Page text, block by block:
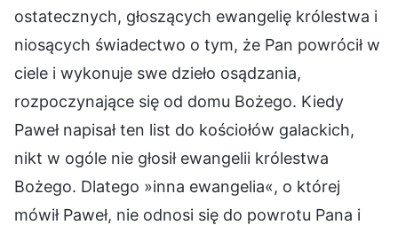
ostatecznych, głoszących ewangelię królestwa i
niosących świadectwo o tym, że Pan powrócił w
ciele i wykonuje swe dzieło osądzania,
rozpoczynające się od domu Bożego. Kiedy
Paweł napisał ten list do kościołów galackich,
nikt w ogóle nie głosił ewangelii królestwa
Bożego. Dlatego »inna ewangelia«, o której
mówił Paweł, nie odnosi się do powrotu Pana i